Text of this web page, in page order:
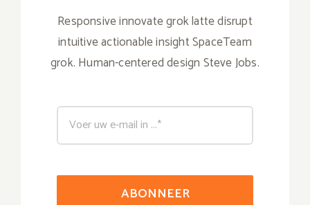
Responsive innovate grok latte disrupt
intuitive actionable insight SpaceTeam
grok. Human-centered design Steve Jobs.
ABONNEER